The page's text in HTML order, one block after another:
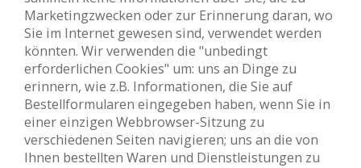
Marketingzwecken oder zur Erinnerung daran, wo
Sie im Internet gewesen sind, verwendet werden
könnten. Wir verwenden die "unbedingt
erforderlichen Cookies" um: uns an Dinge zu
erinnern, wie z.B. Informationen, die Sie auf
Bestellformularen eingegeben haben, wenn Sie in
einer einzigen Webbrowser-Sitzung zu
verschiedenen Seiten navigieren; uns an die von
Ihnen bestellten Waren und Dienstleistungen zu